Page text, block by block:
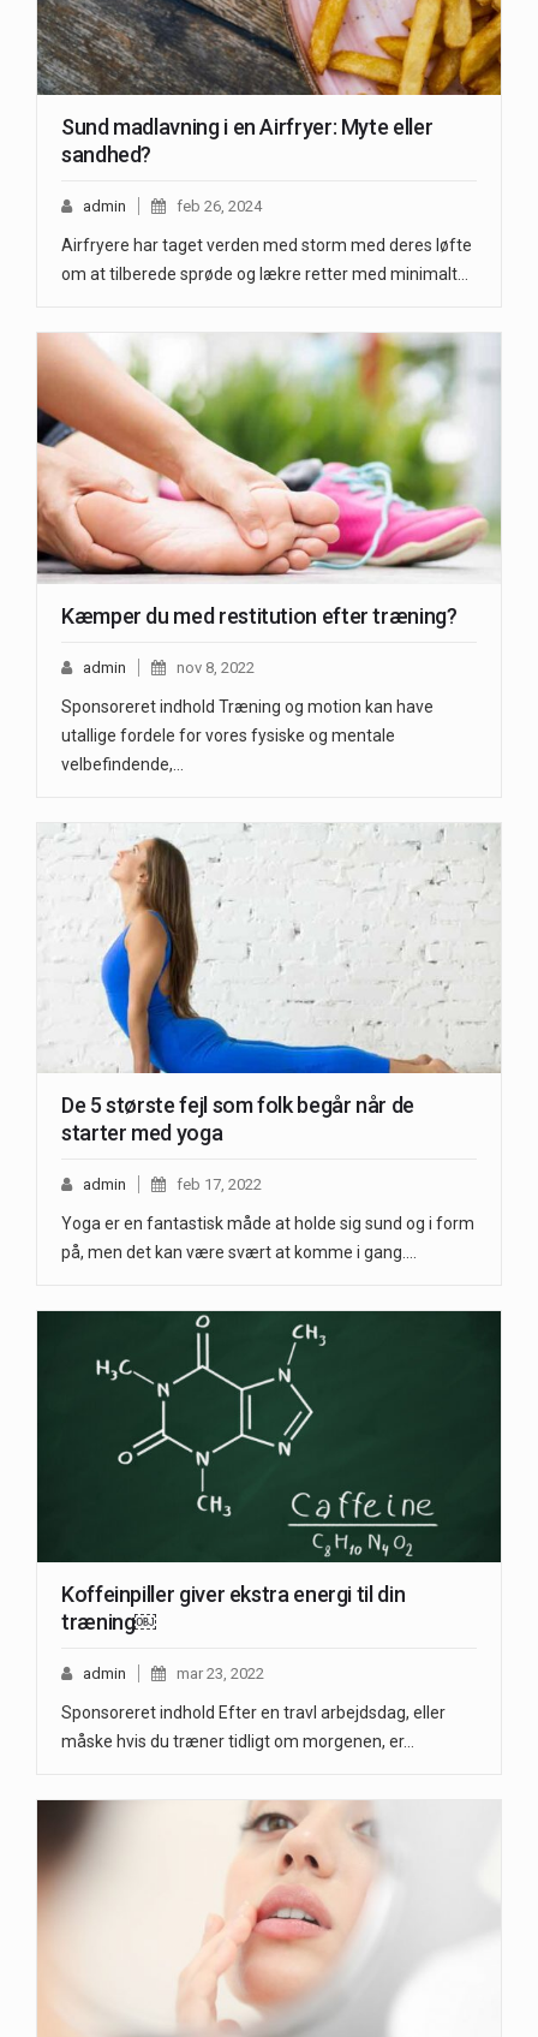
Sund madlavning i en Airfryer: Myte eller
sandhed?
admin feb 26, 2024
Airfryere har taget verden med storm med deres løfte
om at tilberede sprøde og lækre retter med minimalt…
Kæmper du med restitution efter træning?
admin nov 8, 2022
Sponsoreret indhold Træning og motion kan have
utallige fordele for vores fysiske og mentale
velbefindende,…
De 5 største fejl som folk begår når de
starter med yoga
admin feb 17, 2022
Yoga er en fantastisk måde at holde sig sund og i form
på, men det kan være svært at komme i gang.…
Koffeinpiller giver ekstra energi til din
træning￼
admin mar 23, 2022
Sponsoreret indhold Efter en travl arbejdsdag, eller
måske hvis du træner tidligt om morgenen, er…